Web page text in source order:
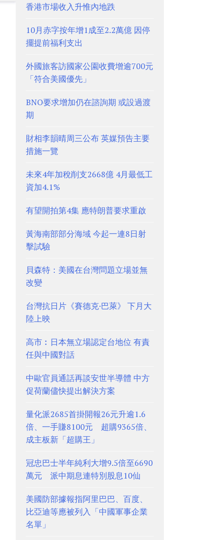
香港市場收入升惟內地跌
10月赤字按年增1成至2.2萬億 因停
擺提前福利支出
外國旅客訪國家公園收費增逾700元
「符合美國優先」
BNO要求增加仍在諮詢期 或設過渡
期
財相李韻晴周三公布 英媒預告主要
措施一覽
未來4年加稅削支2668億 4月最低工
資加4.1%
有望開拍第4集 應特朗普要求重啟
黃海南部部分海域 今起一連8日射
擊試驗
貝森特：美國在台灣問題立場並無
改變
台灣抗日片《賽德克·巴萊》 下月大
陸上映
高市︰日本無立場認定台地位 有責
任與中國對話
中歐官員通話再談安世半導體 中方
促荷蘭儘快提出解決方案
量化派2685首掛開報26元升逾1.6
倍、一手賺8100元 超購9365倍、
成主板新「超購王」
冠忠巴士半年純利大增9.5倍至6690
萬元 派中期息連特別股息10仙
美國防部據報指阿里巴巴、百度、
比亞迪等應被列入「中國軍事企業
名單」